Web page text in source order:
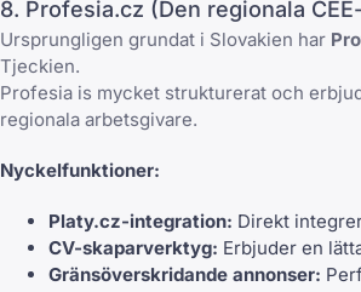
8. Profesia.cz (Den regionala
Ursprungligen grundat i Slovakien har
Tjeckien.
Profesia is mycket strukturerat och
regionala arbetsgivare.
Nyckelfunktioner:
Platy.cz-integration: Direkt
CV-skaparverktyg: Erbjuder en
Gränsöverskridande annonser: